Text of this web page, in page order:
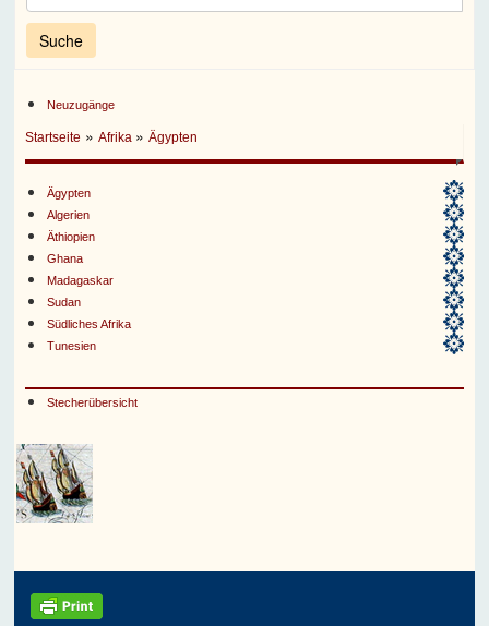
Neuzugänge
Startseite »Afrika »Ägypten
Ägypten
Algerien
Äthiopien
Ghana
Madagaskar
Sudan
Südliches Afrika
Tunesien
Stecherübersicht